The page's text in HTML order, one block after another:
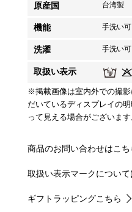
原産国 台湾製
機能 手洗い
洗濯 手洗い可
取扱い表示
※掲載画像は室内外での撮
だいているディスプレイの
って見える場合がございます
商品のお問い合わせはこち
取扱い表示マークについて
ギフトラッピングこちら